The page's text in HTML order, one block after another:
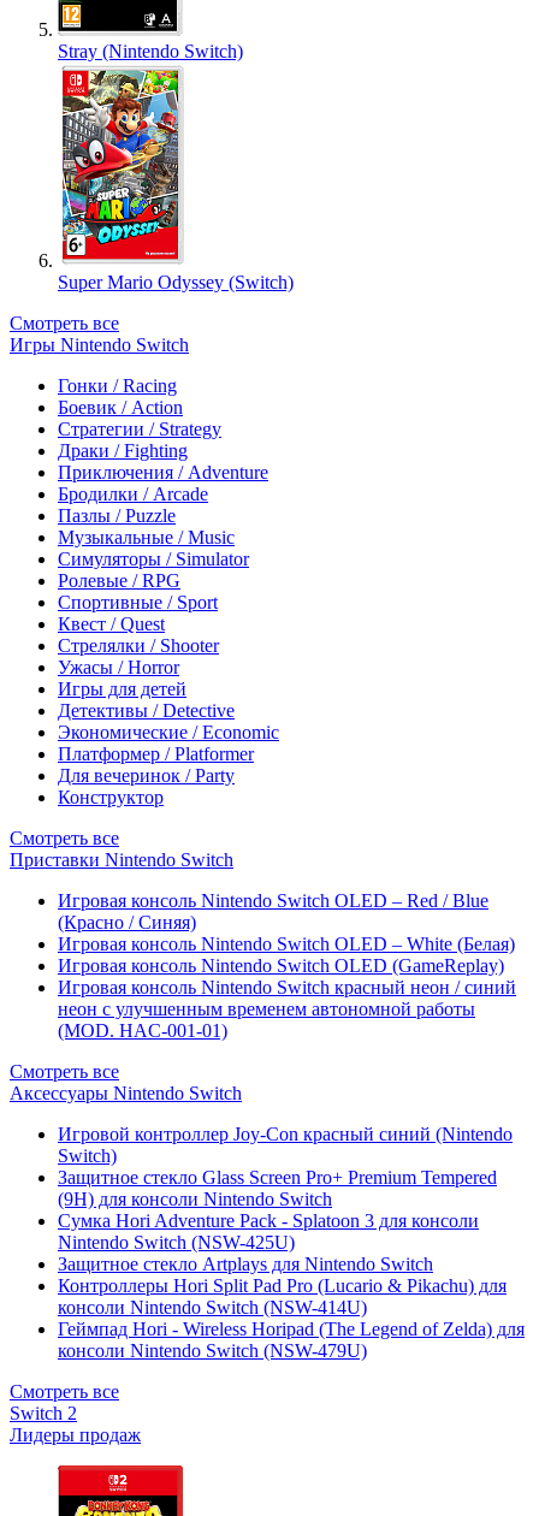
Stray (Nintendo Switch)
Super Mario Odyssey (Switch)
Смотреть все
Игры Nintendo Switch
Гонки / Racing
Боевик / Action
Стратегии / Strategy
Драки / Fighting
Приключения / Adventure
Бродилки / Arcade
Пазлы / Puzzle
Музыкальные / Music
Симуляторы / Simulator
Ролевые / RPG
Спортивные / Sport
Квест / Quest
Стрелялки / Shooter
Ужасы / Horror
Игры для детей
Детективы / Detective
Экономические / Economic
Платформер / Platformer
Для вечеринок / Party
Конструктор
Смотреть все
Приставки Nintendo Switch
Игровая консоль Nintendo Switch OLED – Red / Blue
(Красно / Синяя)
Игровая консоль Nintendo Switch OLED – White (Белая)
Игровая консоль Nintendo Switch OLED (GameReplay)
Игровая консоль Nintendo Switch красный неон / синий
неон с улучшенным временем автономной работы
(MOD. HAC-001-01)
Смотреть все
Аксессуары Nintendo Switch
Игровой контроллер Joy-Con красный синий (Nintendo
Switch)
Защитное стекло Glass Screen Pro+ Premium Tempered
(9H) для консоли Nintendo Switch
Сумка Hori Adventure Pack - Splatoon 3 для консоли
Nintendo Switch (NSW-425U)
Защитное стекло Artplays для Nintendo Switch
Контроллеры Hori Split Pad Pro (Lucario & Pikachu) для
консоли Nintendo Switch (NSW-414U)
Геймпад Hori - Wireless Horipad (The Legend of Zelda) для
консоли Nintendo Switch (NSW-479U)
Смотреть все
Switch 2
Лидеры продаж